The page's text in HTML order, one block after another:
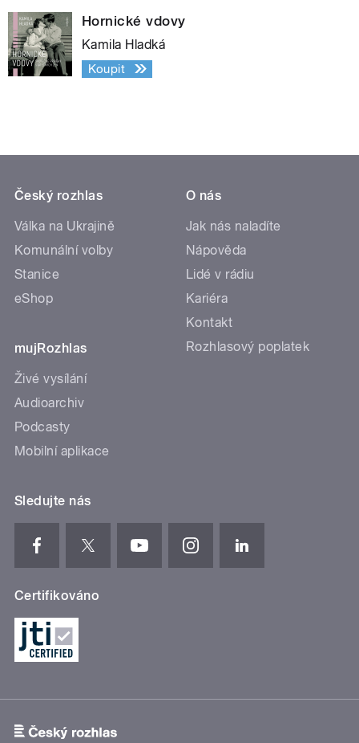
Hornické vdovy
Kamila Hladká
Koupit
Český rozhlas
Válka na Ukrajině
Komunální volby
Stanice
eShop
mujRozhlas
Živé vysílání
Audioarchiv
Podcasty
Mobilní aplikace
O nás
Jak nás naladíte
Nápověda
Lidé v rádiu
Kariéra
Kontakt
Rozhlasový poplatek
Sledujte nás
Certifikováno